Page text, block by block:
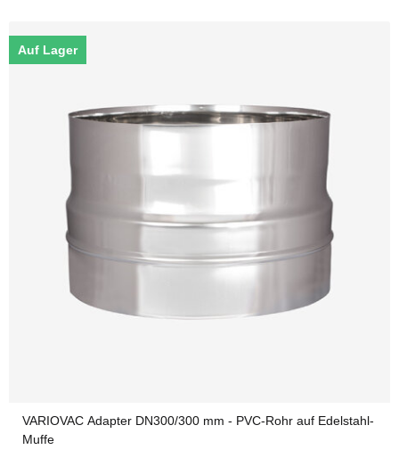
Auf Lager
VARIOVAC Adapter DN300/300 mm - PVC-Rohr auf Edelstahl-
Muffe